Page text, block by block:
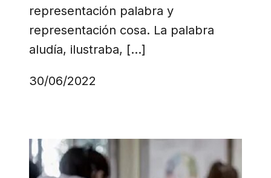
representación palabra y
representación cosa. La palabra
aludía, ilustraba, […]
30/06/2022